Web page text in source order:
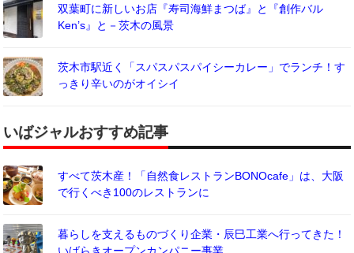
双葉町に新しいお店『寿司海鮮まつば』と『創作バル
Ken’s』と－茨木の風景
茨木市駅近く「スパスパスパイシーカレー」でランチ！す
っきり辛いのがオイシイ
いばジャルおすすめ記事
すべて茨木産！「自然食レストランBONOcafe」は、大阪
で行くべき100のレストランに
暮らしを支えるものづくり企業・辰巳工業へ行ってきた！